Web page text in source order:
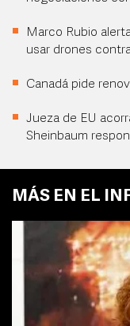
Marco Rubio
usar drones
Canadá pide
Jueza de EU
Sheinbaum
MÁS EN EL